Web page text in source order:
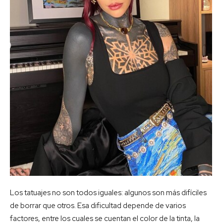
Los tatuajes no son todos iguales: algunos son más difíciles
de borrar que otros. Esa dificultad depende de varios
factores, entre los cuales se cuentan el color de la tinta, la